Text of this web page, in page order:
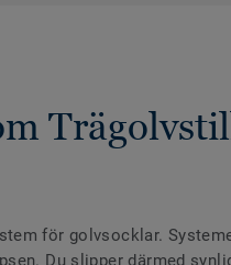
för golvsocklar.
Du slipper därmed